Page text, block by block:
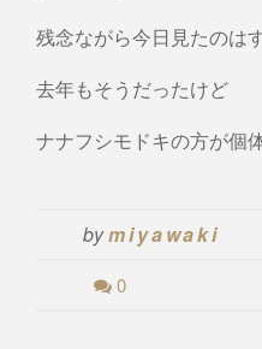
残念ながら今日見たのは
去年もそうだったけど
ナナフシモドキの方が個
bymiyawaki
0